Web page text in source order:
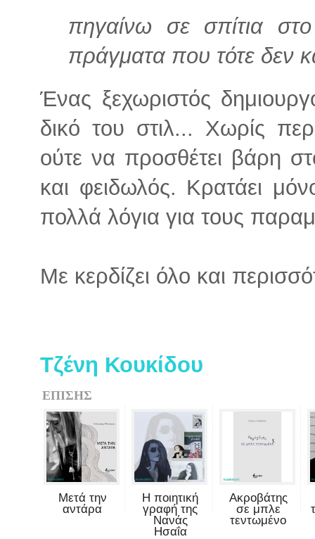
πηγαίνω σε σπίτια
πράγματα που τότε δεν
Ένας ξεχωριστός
δικό του στιλ... Χωρίς
ούτε να προσθέτει βάρη
και φειδωλός. Κρατάει
πολλά λόγια για τους
Με κερδίζει όλο και
Τζένη Κουκίδου
ΕΠΙΣΗΣ
Μετά την
αντάρα
Η ποιητική
γραφή της
Νανάς
Ησαΐα
Ακροβάτης
σε μπλε
τεντωμένο